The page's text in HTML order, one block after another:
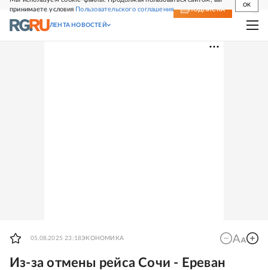
принимаете условия Пользовательского соглашения
OK
СВЕЖИЙ НОМЕР ПОДПИСКА
ЛЕНТА НОВОСТЕЙ
05.08.2025 23:18ЭКОНОМИКА
Из-за отмены рейса Сочи - Ереван